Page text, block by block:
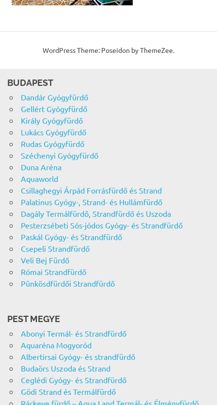
WordPress Theme: Poseidon by ThemeZee.
BUDAPEST
Dandár Gyógyfürdő
Gellért Gyógyfürdő
Király Gyógyfürdő
Lukács Gyógyfürdő
Rudas Gyógyfürdő
Széchenyi Gyógyfürdő
Duna Aréna
Aquaworld
Csillaghegyi Árpád Forrásfürdő és Strand
Palatinus Gyógy-, Strand- és Hullámfürdő
Dagály Termálfürdő, Strandfürdő és Uszoda
Pesterzsébeti Sós-jódos Gyógy- és Strandfürdő
Paskál Gyógy- és Strandfürdő
Csepeli Strandfürdő
Veli Bej Fürdő
Római Strandfürdő
Pünkösdfürdői Strandfürdő
PEST MEGYE
Abonyi Termál- és Strandfürdő
Aquaréna Mogyoród
Albertirsai Gyógy- és strandfürdő
Budaörs Uszoda és Strand
Ceglédi Gyógy- és Strandfürdő
Gödi Strand és Termálfürdő
Ráckeve fürdő – Aqua Land Termál- és Élményfürdő